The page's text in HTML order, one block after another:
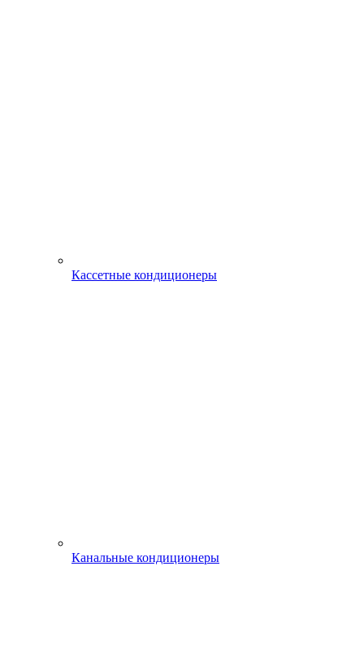
Кассетные кондиционеры
Канальные кондиционеры